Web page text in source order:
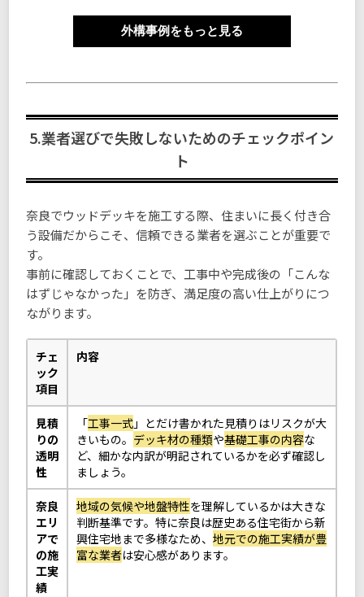
外構事例をもっと見る
5.業者選びで失敗しないためのチェックポイン
ト
奈良でウッドデッキを施工する際、住まいに長く付き合
う設備だからこそ、信頼できる業者を選ぶことが重要で
す。
事前に確認しておくことで、工事中や完成後の「こんな
はずじゃなかった」を防ぎ、満足度の高い仕上がりにつ
ながります。
チェ
ック
項目
内容
見積
りの
透明
性
「工事一式 」とだけ書かれた見積りはリスクが大
きいもの。 デッキ材の種類や基礎工事の内容な
ど、細かな内訳が明記されているかを必ず確認し
ましょう。
奈良
エリ
アで
の施
工実
績
地域の気候や地盤特性を理解しているかは大きな
判断基準です。特に奈良は歴史ある住宅街から新
興住宅地まで多様なため、地元での施工実績が豊
富な業者は安心感があります。